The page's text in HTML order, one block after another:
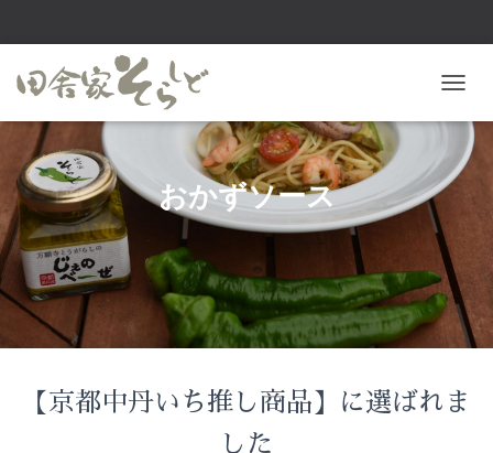
ビ
ー
シ
切
り
替
え
おかずソース
【京都中丹いち推し商品】に選ばれま
した